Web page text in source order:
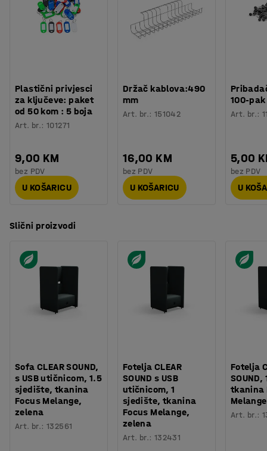
Plastični privjesci
za ključeve: paket
od 50 kom : 5 boja
Art. br.:101271
9,00 KM
bez PDV
U KOŠARICU
Držač kablova:490
mm
Art. br.: 151042
16,00 KM
bez PDV
U KOŠARICU
100-pak
Art. br.:
5,00
bez PDV
U
Slični proizvodi
Sofa CLEAR SOUND,
s USB utičnicom, 1.5
sjedište, tkanina
Focus Melange,
zelena
Art. br.:132561
Fotelja CLEAR
SOUND s USB
utičnicom, 1
sjedište, tkanina
Focus Melange,
zelena
Art. br.: 132431
Fotelja
tkanina
Art. br.: